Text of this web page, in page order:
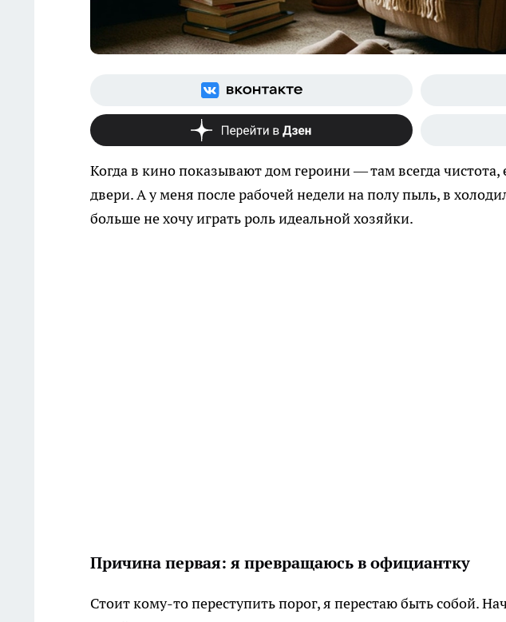
Когда в кино показывают дом героини — там всегда чистота,
двери. А у меня после рабочей недели на полу пыль, в
больше не хочу играть роль идеальной хозяйки.
Причина первая: я превращаюсь в официантку
Стоит кому-то переступить порог, я перестаю быть собой.